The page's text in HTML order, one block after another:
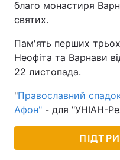
благо монастиря
святих.
Пам'ять перших трьох
Неофіта та Варнави
22 листопада.
"Православний
Афон" - для "УНІАН-